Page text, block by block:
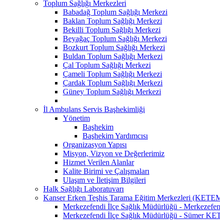
Toplum Sağlığı Merkezleri
Babadağ Toplum Sağlığı Merkezi
Baklan Toplum Sağlığı Merkezi
Bekilli Toplum Sağlığı Merkezi
Beyağaç Toplum Sağlığı Merkezi
Bozkurt Toplum Sağlığı Merkezi
Buldan Toplum Sağlığı Merkezi
Çal Toplum Sağlığı Merkezi
Çameli Toplum Sağlığı Merkezi
Çardak Toplum Sağlığı Merkezi
Güney Toplum Sağlığı Merkezi
İl Ambulans Servis Başhekimliği
Yönetim
Başhekim
Başhekim Yardımcısı
Organizasyon Yapısı
Misyon, Vizyon ve Değerlerimiz
Hizmet Verilen Alanlar
Kalite Birimi ve Çalışmaları
Ulaşım ve İletişim Bilgileri
Halk Sağlığı Laboratuvarı
Kanser Erken Teşhis Tarama Eğitim Merkezleri
Merkezefendi İlçe Sağlık Müdürlüğü -
Merkezefendi İlçe Sağlık Müdürlüğü - Sümer